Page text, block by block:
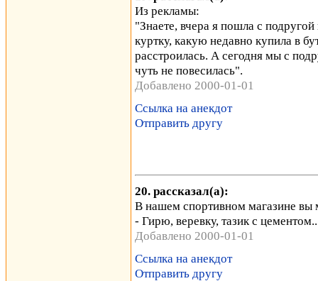
Из рекламы:
"Знаете, вчера я пошла с
куртку, какую недавно купила в
расстроилась. А сегодня мы с
чуть не повесилась".
Добавлено 2000-01-01
Ссылка на анекдот
Отправить другу
20. рассказал(а):
В нашем спортивном магазине вы
- Гирю, веревку, тазик с
Добавлено 2000-01-01
Ссылка на анекдот
Отправить другу